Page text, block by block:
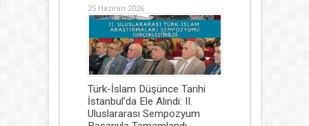
25 Haziran 2026
Türk-İslam Düşünce Tarihi
İstanbul’da Ele Alındı: II.
Uluslararası Sempozyum